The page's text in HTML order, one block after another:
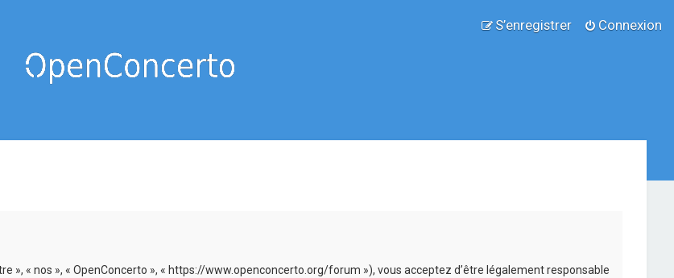
Connexion
S’enregistrer
», « nos », « OpenConcerto », « https://www.openconcerto.org/forum »), vous acceptez d’être légalement responsable